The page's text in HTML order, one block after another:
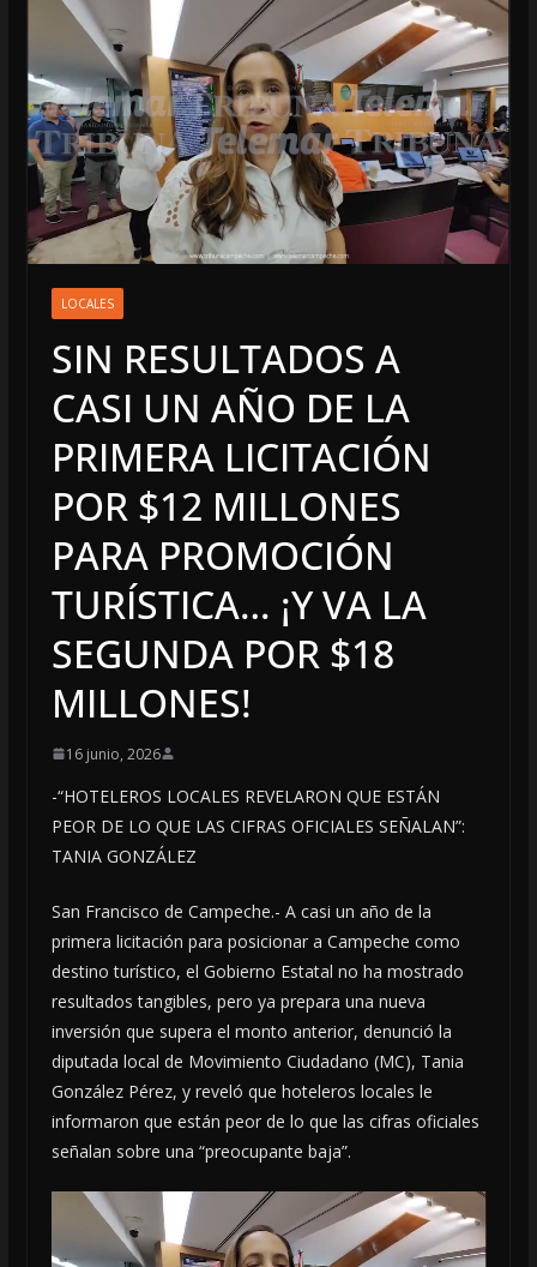
LOCALES
SIN RESULTADOS A
CASI UN AÑO DE LA
PRIMERA LICITACIÓN
POR $12 MILLONES
PARA PROMOCIÓN
TURÍSTICA… ¡Y VA LA
SEGUNDA POR $18
MILLONES!
16 junio, 2026
-“HOTELEROS LOCALES REVELARON QUE ESTÁN
PEOR DE LO QUE LAS CIFRAS OFICIALES SEÑALAN”:
TANIA GONZÁLEZ
San Francisco de Campeche.- A casi un año de la
primera licitación para posicionar a Campeche como
destino turístico, el Gobierno Estatal no ha mostrado
resultados tangibles, pero ya prepara una nueva
inversión que supera el monto anterior, denunció la
diputada local de Movimiento Ciudadano (MC), Tania
González Pérez, y reveló que hoteleros locales le
informaron que están peor de lo que las cifras oficiales
señalan sobre una “preocupante baja”.